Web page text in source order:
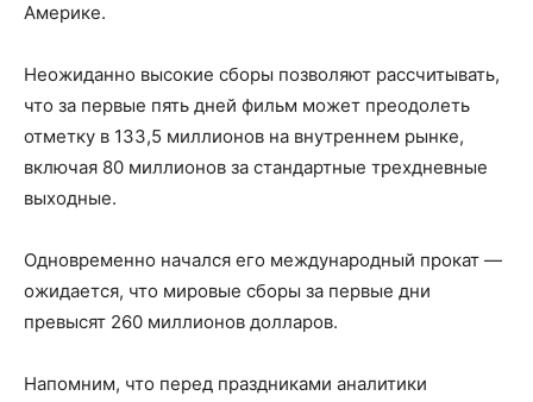
Америке.
Неожиданно высокие сборы позволяют рассчитывать,
что за первые пять дней фильм может преодолеть
отметку в 133,5 миллионов на внутреннем рынке,
включая 80 миллионов за стандартные трехдневные
выходные.
Одновременно начался его международный прокат —
ожидается, что мировые сборы за первые дни
превысят 260 миллионов долларов.
Напомним, что перед праздниками аналитики